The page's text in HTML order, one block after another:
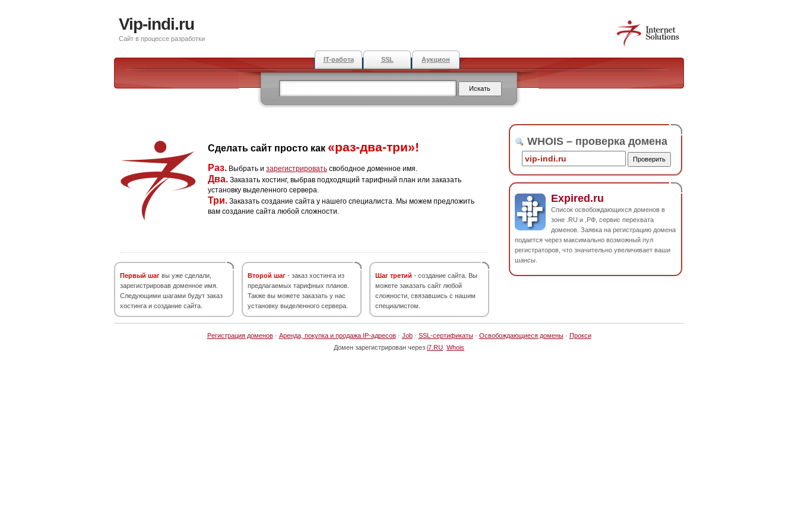
Vip-indi.ru
Сайт в процессе разработки
IT-работа SSL Аукцион
Сделать сайт просто как «раз-два-три»!
Раз. Выбрать и зарегистрировать свободное доменное имя.
Два. Заказать хостинг, выбрав подходящий тарифный план или заказать
установку выделенного сервера.
Три. Заказать создание сайта у нашего специалиста. Мы можем предложить
вам создание сайта любой сложности.
Первый шаг вы уже сделали,
зарегистрировав доменное имя.
Следующими шагами будут заказ
хостинга и создание сайта.
Второй шаг - заказ хостинга из
предлагаемых тарифных планов.
Также вы можете заказать у нас
установку выделенного сервера.
Шаг третий - создание сайта. Вы
можете заказать сайт любой
сложности, связавшись с нашим
специалистом.
WHOIS – проверка домена
Expired.ru
Список освобождающихся доменов в
зоне .RU и .РФ, сервис перехвата
доменов. Заявка на регистрацию домена
подается через максимально возможный пул
регистраторов, что значительно увеличивает ваши
шансы.
Регистрация доменов· Аренда, покупка и продажа IP-адресов· Job· SSL-сертификаты· Освобождающиеся домены· Прокси
Домен зарегистрирован через i7.RU Whois